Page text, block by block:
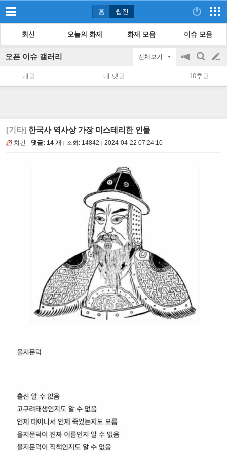
홈 웹진
최신 오늘의 화제 화제 모음 이슈 모음
오픈 이슈 갤러리 전체보기
공
지
on/off
검
색
글
쓰
내글 내 댓글 10추글
[기타] 한국사 역사상 가장 미스테리한 인물
치킨 댓글: 14 개 조회: 14842 2024-04-22 07:24:10